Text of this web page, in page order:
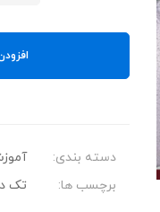
دسته بندی:
برچسب ها:
تک